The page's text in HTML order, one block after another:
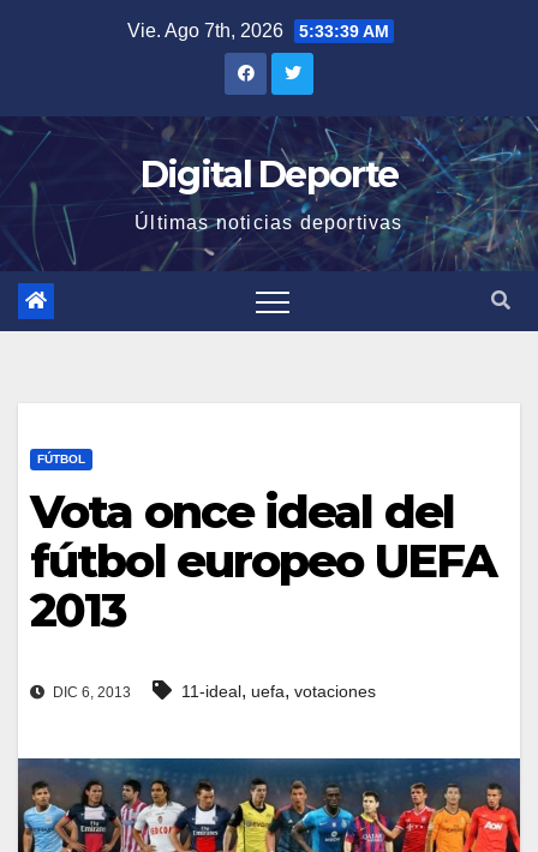
Vie. Ago 7th, 2026 5:33:39 AM
Digital Deporte
Últimas noticias deportivas
FÚTBOL
Vota once ideal del
fútbol europeo UEFA
2013
DIC 6, 2013 11-ideal, uefa, votaciones